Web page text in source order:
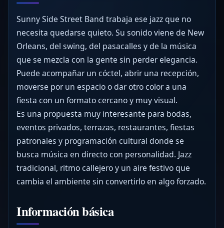
Sunny Side Street Band trabaja ese jazz que no
necesita quedarse quieto. Su sonido viene de New
Orleans, del swing, del pasacalles y de la música
que se mezcla con la gente sin perder elegancia.
Puede acompañar un cóctel, abrir una recepción,
moverse por un espacio o dar otro color a una
fiesta con un formato cercano y muy visual.
Es una propuesta muy interesante para bodas,
eventos privados, terrazas, restaurantes, fiestas
patronales y programación cultural donde se
busca música en directo con personalidad. Jazz
tradicional, ritmo callejero y un aire festivo que
cambia el ambiente sin convertirlo en algo forzado.
Información básica